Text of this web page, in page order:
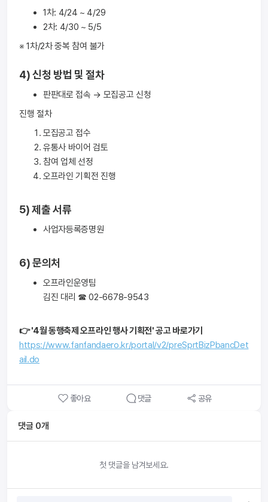
1차: 4/24 ~ 4/29
2차: 4/30 ~ 5/5
※ 1차/2차 중복 참여 불가
4) 신청 방법 및 절차
판판대로 접속 → 모집공고 신청
진행 절차
모집공고 접수
유통사 바이어 검토
참여 업체 선정
오프라인 기획전 진행
5) 제출 서류
사업자등록증명원
6) 문의처
오프라인운영팀
김진 대리 ☎ 02-6678-9543
👉 '4월 동행축제 오프라인 행사 기획전' 공고 바로가기
https://www.fanfandaero.kr/portal/v2/preSprtBizPbancDet
ail.do
좋아요 댓글 공유
댓글 0개
첫 댓글을 남겨보세요.